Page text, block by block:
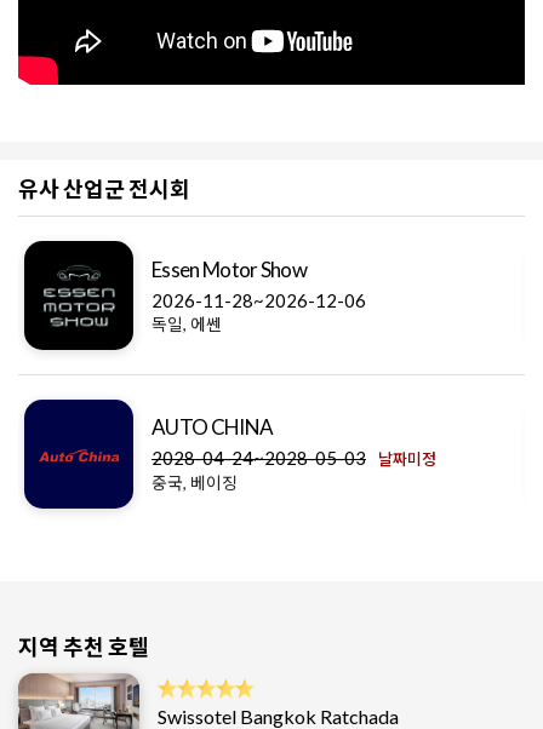
유사 산업군 전시회
Essen Motor Show
2026-11-28~2026-12-06
독일, 에쎈
AUTO CHINA
2028-04-24~2028-05-03 날짜미정
중국, 베이징
지역 추천 호텔
Swissotel Bangkok Ratchada